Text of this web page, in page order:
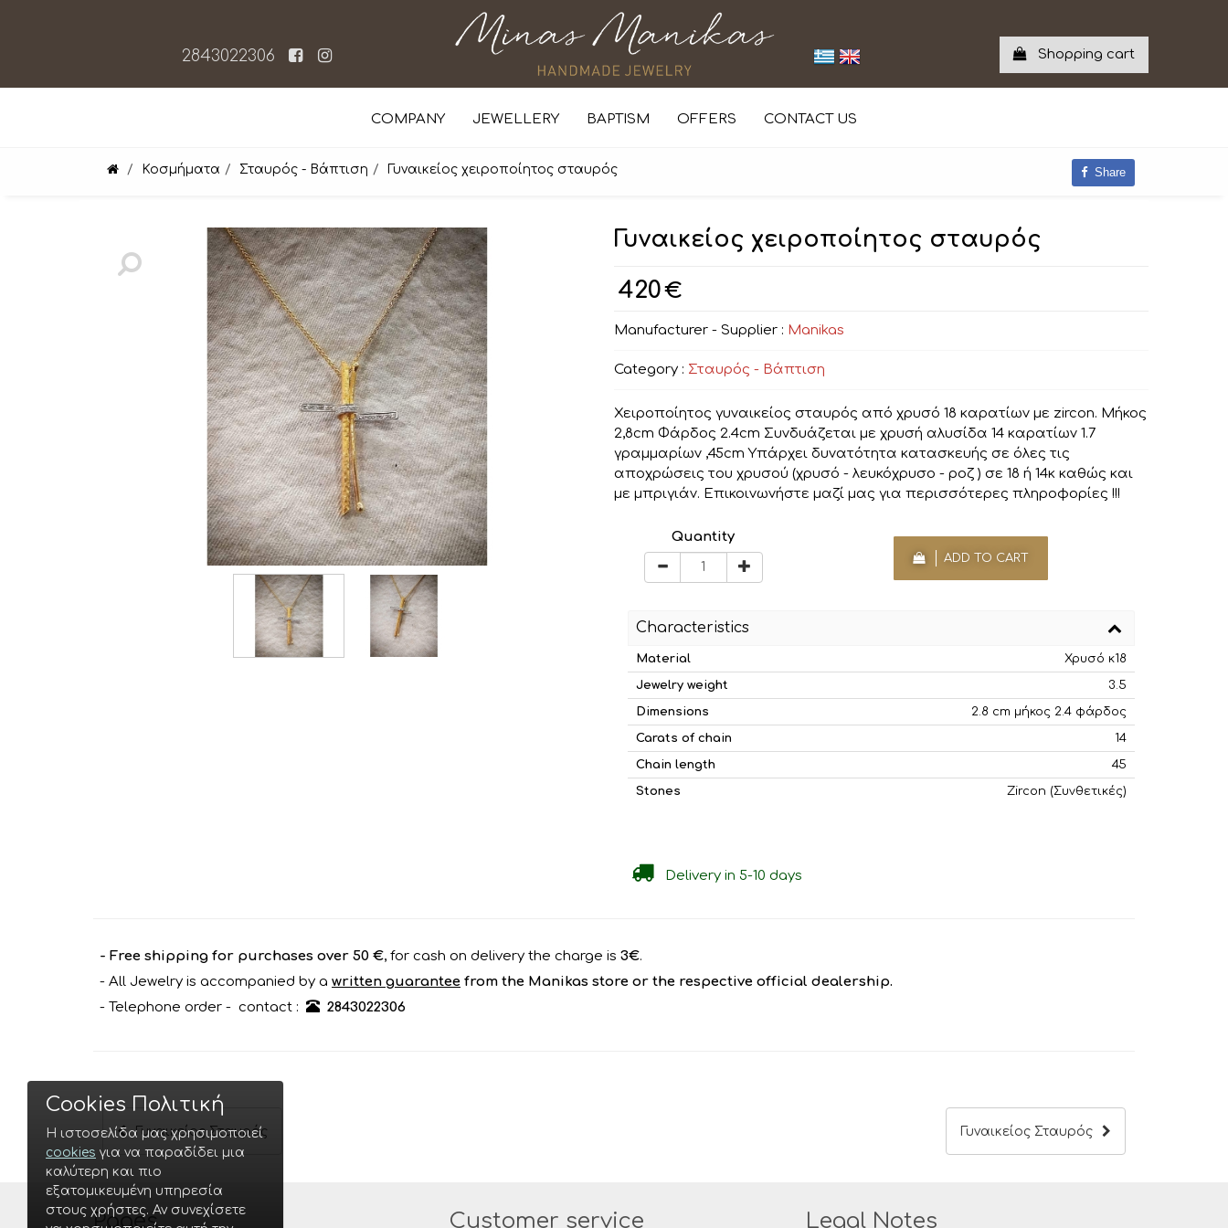
2843022306 Shopping cart
COMPANY JEWELLERY BAPTISM OFFERS CONTACT US
Κοσμήματα Σταυρός - Βάπτιση Γυναικείος χειροποίητος σταυρός Share
Γυναικείος χειροποίητος σταυρός
420€
Manufacturer - Supplier : Manikas
Category : Σταυρός - Βάπτιση
Χειροποίητος γυναικείος σταυρός από χρυσό 18 καρατίων με zircon. Μήκος
2,8cm Φάρδος 2.4cm Συνδυάζεται με χρυσή αλυσίδα 14 καρατίων 1.7
γραμμαρίων ,45cm Υπάρχει δυνατότητα κατασκευής σε όλες τις
αποχρώσεις του χρυσού (χρυσό - λευκόχρυσο - ροζ ) σε 18 ή 14κ καθώς και
με μπριγιάν. Επικοινωνήστε μαζί μας για περισσότερες πληροφορίες !!!
Quantity
ADD TO CART
Characteristics
Material Χρυσό κ18
Jewelry weight 3.5
Dimensions 2.8 cm μήκος 2.4 φάρδος
Carats of chain 14
Chain length 45
Stones Zircon (Συνθετικές)
Delivery in 5-10 days
- Free shipping for purchases over 50 €, for cash on delivery the charge is 3€.
- All Jewelry is accompanied by a written guarantee from the Manikas store or the respective official dealership.
- Telephone order - contact :
2843022306
Γυναικείος Σταυρός Γυναικείος Σταυρός
Pages Customer service Legal Notes
Cookies Πολιτική
Η ιστοσελίδα μας χρησιμοποιεί
cookies για να παραδίδει μια
καλύτερη και πιο
εξατομικευμένη υπηρεσία
στους χρήστες. Αν συνεχίσετε